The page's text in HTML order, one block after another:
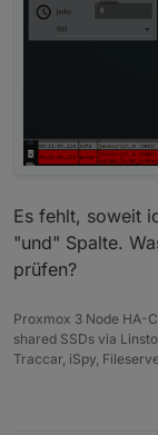
Es fehlt, soweit
"und" Spalte.
prüfen?
Proxmox 3 Node HA-
shared SSDs via
Traccar, iSpy,